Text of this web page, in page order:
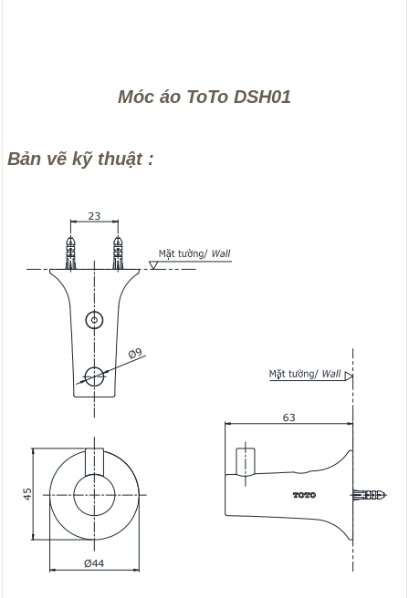
Móc áo ToTo DSH01
Bản vẽ kỹ thuật :